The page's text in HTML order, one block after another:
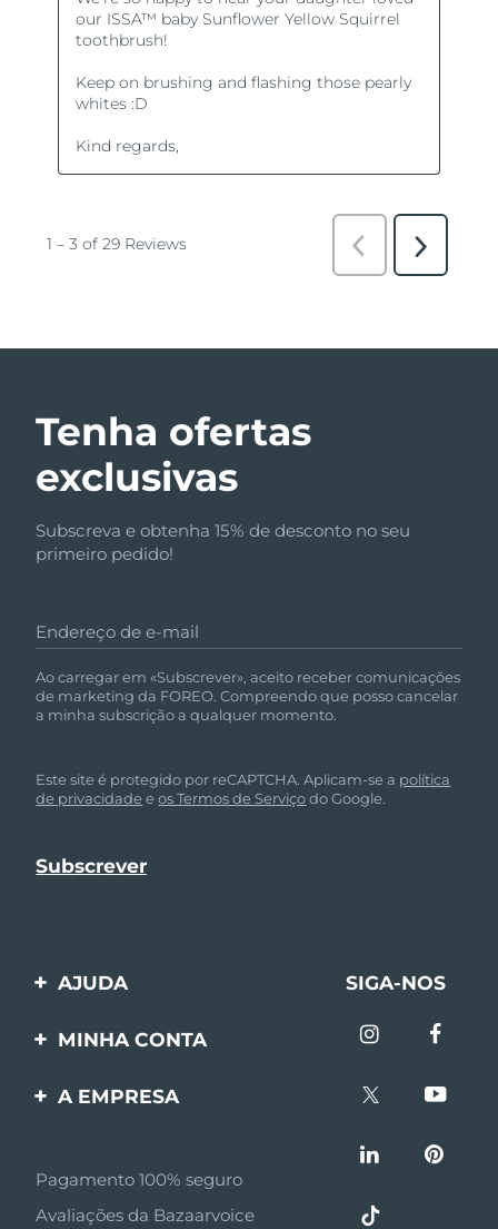
Tenha ofertas
exclusivas
Subscreva e obtenha 15% de desconto no seu
primeiro pedido!
Endereço de e-mail
Ao carregar em «Subscrever», aceito receber comunicações
de marketing da FOREO. Compreendo que posso cancelar
a minha subscrição a qualquer momento.
Este site é protegido por reCAPTCHA. Aplicam-se a política
de privacidade eos Termos de Serviçodo Google.
AJUDA
Entre em contato
SIGA-NOS
MINHA CONTA
Registro de produto
A EMPRESA
Afiliados
Pagamento 100% seguro
Avaliações da Bazaarvoice